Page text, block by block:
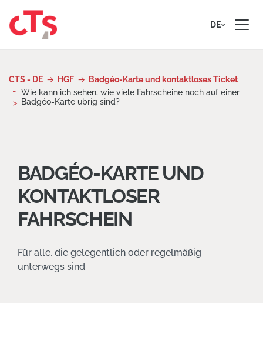
DE
CTS - DE HGF
Badgéo-Karte und kontaktloses Ticket
Wie kann ich sehen, wie viele Fahrscheine noch auf einer
Badgéo-Karte übrig sind?
BADGÉO-KARTE UND
KONTAKTLOSER
FAHRSCHEIN
Für alle, die gelegentlich oder regelmäßig
unterwegs sind